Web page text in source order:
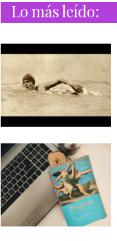
Lo más leído: